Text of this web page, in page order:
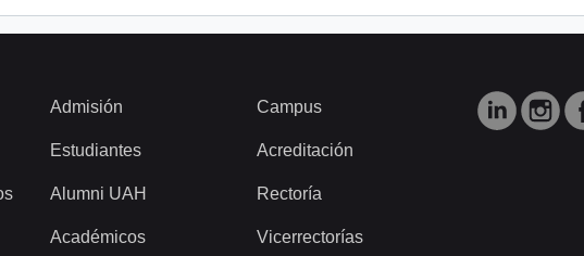
Admisión
Estudiantes
Alumni UAH
Académicos
Campus
Acreditación
Rectoría
Vicerrectorías